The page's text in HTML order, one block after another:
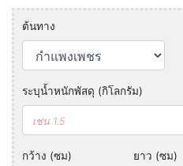
ต้นทาง
ระบุน้ำหนักพัสดุ (กิโลกรัม)
กว้าง (ซม) ยาว (ซม)